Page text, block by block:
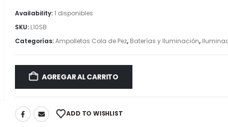
Availability:1 disponibles
SKU: L10SB
Categorías:Ampolletas Cola de Pez, Baterías y Iluminación,
AGREGAR AL CARRITO
ADD TO WISHLIST